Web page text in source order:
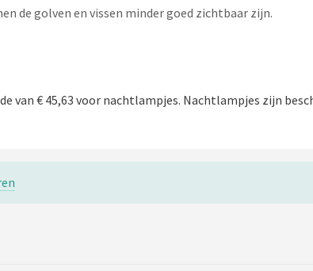
de golven en vissen minder goed zichtbaar zijn.
van € 45,63 voor nachtlampjes. Nachtlampjes zijn